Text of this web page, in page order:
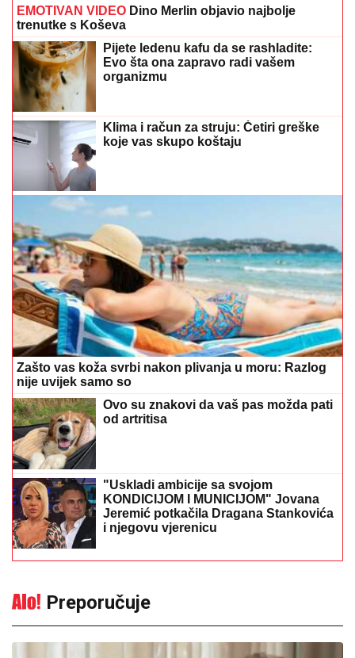
EMOTIVAN VIDEO Dino Merlin objavio najbolje
trenutke s Koševa
Pijete ledenu kafu da se rashladite:
Evo šta ona zapravo radi vašem
organizmu
Klima i račun za struju: Četiri greške
koje vas skupo koštaju
Zašto vas koža svrbi nakon plivanja u moru: Razlog
nije uvijek samo so
Ovo su znakovi da vaš pas možda pati
od artritisa
"Uskladi ambicije sa svojom
KONDICIJOM I MUNICIJOM" Jovana
Jeremić potkačila Dragana Stankovića
i njegovu vjerenicu
Preporučuje